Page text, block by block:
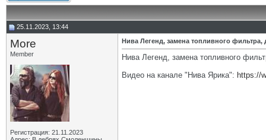
25.11.2023, 13:44
More
Member
Регистрация: 21.11.2023
Нива Легенд, замена топливного фильтра,
Нива Легенд, замена топливного
Видео на канале "Нива Ярика": https://